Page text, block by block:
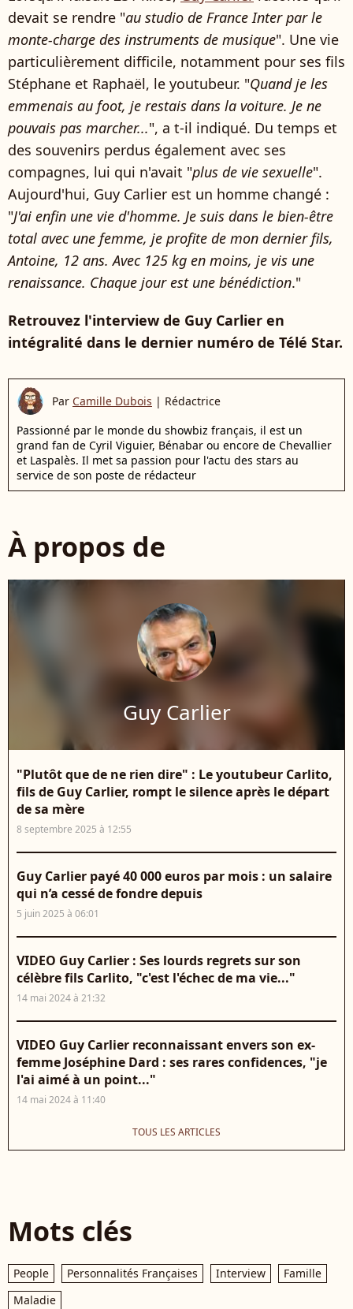
devait se rendre "au studio de France Inter par le
monte-charge des instruments de musique". Une vie
particulièrement difficile, notamment pour ses fils
Stéphane et Raphaël, le youtubeur. "Quand je les
emmenais au foot, je restais dans la voiture. Je ne
pouvais pas marcher...", a t-il indiqué. Du temps et
des souvenirs perdus également avec ses
compagnes, lui qui n'avait "plus de vie sexuelle".
Aujourd'hui, Guy Carlier est un homme changé :
"J'ai enfin une vie d'homme. Je suis dans le bien-être
total avec une femme, je profite de mon dernier fils,
Antoine, 12 ans. Avec 125 kg en moins, je vis une
renaissance. Chaque jour est une bénédiction."
Retrouvez l'interview de Guy Carlier en
intégralité dans le dernier numéro de Télé Star.
Par Camille Dubois | Rédactrice
Passionné par le monde du showbiz français, il est un
grand fan de Cyril Viguier, Bénabar ou encore de Chevallier
et Laspalès. Il met sa passion pour l'actu des stars au
service de son poste de rédacteur
À propos de
Guy Carlier
"Plutôt que de ne rien dire" : Le youtubeur Carlito,
fils de Guy Carlier, rompt le silence après le départ
de sa mère
8 septembre 2025 à 12:55
Guy Carlier payé 40 000 euros par mois : un salaire
qui n’a cessé de fondre depuis
5 juin 2025 à 06:01
VIDEO Guy Carlier : Ses lourds regrets sur son
célèbre fils Carlito, "c'est l'échec de ma vie..."
14 mai 2024 à 21:32
VIDEO Guy Carlier reconnaissant envers son ex-
femme Joséphine Dard : ses rares confidences, "je
l'ai aimé à un point..."
14 mai 2024 à 11:40
TOUS LES ARTICLES
Mots clés
People Personnalités Françaises Interview
Famille
Maladie